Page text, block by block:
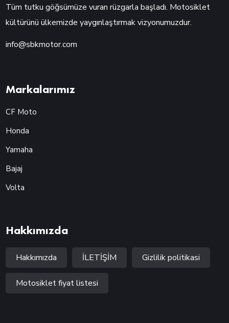
Tüm tutku göğsümüze vuran rüzgarla başladı. Motosiklet
kültürünü ülkemizde yaygınlaştırmak vizyonumuzdur.
info@sbkmotor.com
Markalarımız
CF Moto
Honda
Yamaha
Bajaj
Volta
Hakkımızda
Hakkımızda İLETİŞİM Gizlilik politikasi
Motosiklet fiyat listesi